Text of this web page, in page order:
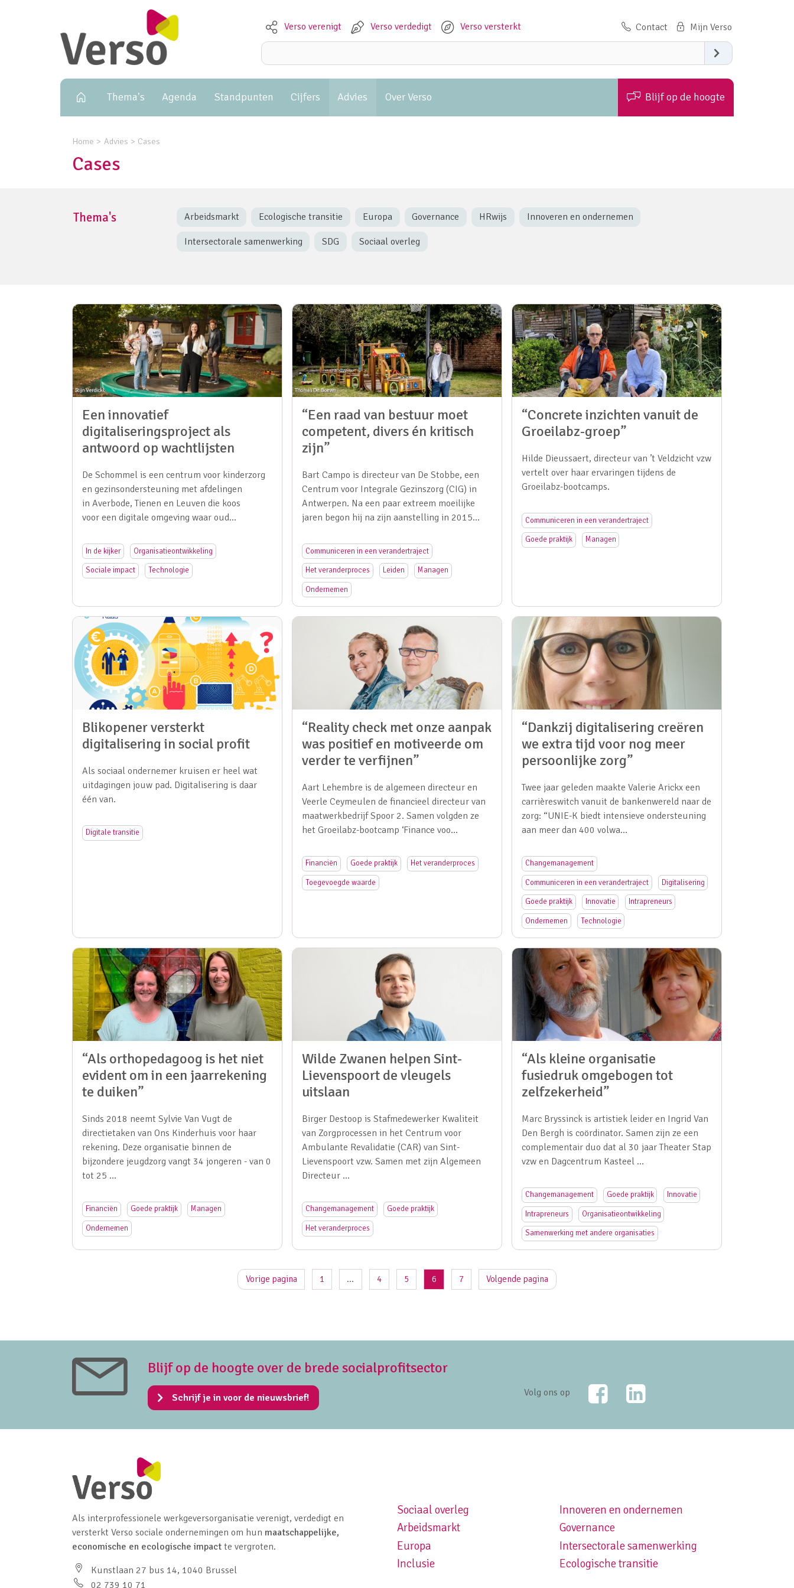
Meta navigation
Verso verenigt Verso verdedigt Verso versterkt
Contact
Zoeken:
Zoeken
Primary navigation
Thema's Agenda Standpunten Cijfers Advies Over Verso Blijf op de hoogte
Home Advies Cases
Cases
Thema's Arbeidsmarkt Ecologische transitie Europa Governance HRwijs Innoveren en ondernemen
Intersectorale samenwerking SDG Sociaal overleg
Een innovatief
digitaliseringsproject als
antwoord op wachtlijsten
De Schommel is een centrum voor kinderzorg
en gezinsondersteuning met afdelingen
in Averbode, Tienen en Leuven die koos
voor een digitale omgeving waar oud…
In de kijker Organisatieontwikkeling
Sociale impact Technologie
“Een raad van bestuur moet
competent, divers én kritisch
zijn”
Bart Campo is directeur van De Stobbe, een
Centrum voor Integrale Gezinszorg (CIG) in
Antwerpen. Na een paar extreem moeilijke
jaren begon hij na zijn aanstelling in 2015…
Communiceren in een verandertraject
Het veranderproces Leiden Managen
Ondernemen
“Concrete inzichten vanuit de
Groeilabz-groep”
Hilde Dieussaert, directeur van ’t Veldzicht vzw
vertelt over haar ervaringen tijdens de
Groeilabz-bootcamps.
Communiceren in een verandertraject
Goede praktijk Managen
Blikopener versterkt
digitalisering in social profit
Als sociaal ondernemer kruisen er heel wat
uitdagingen jouw pad. Digitalisering is daar
één van.
Digitale transitie
“Reality check met onze aanpak
was positief en motiveerde om
verder te verfijnen”
Aart Lehembre is de algemeen directeur en
Veerle Ceymeulen de financieel directeur van
maatwerkbedrijf Spoor 2. Samen volgden ze
het Groeilabz-bootcamp ‘Finance voo…
Financiën Goede praktijk Het veranderproces
Toegevoegde waarde
“Dankzij digitalisering creëren
we extra tijd voor nog meer
persoonlijke zorg”
Twee jaar geleden maakte Valerie Arickx een
carrièreswitch vanuit de bankenwereld naar de
zorg: “UNIE-K biedt intensieve ondersteuning
aan meer dan 400 volwa…
Changemanagement
Communiceren in een verandertraject Digitalisering
Goede praktijk Innovatie Intrapreneurs
Ondernemen Technologie
“Als orthopedagoog is het niet
evident om in een jaarrekening
te duiken”
Sinds 2018 neemt Sylvie Van Vugt de
directietaken van Ons Kinderhuis voor haar
rekening. Deze organisatie binnen de
bijzondere jeugdzorg vangt 34 jongeren - van 0
tot 25 …
Financiën Goede praktijk Managen
Ondernemen
Wilde Zwanen helpen Sint-
Lievenspoort de vleugels
uitslaan
Birger Destoop is Stafmedewerker Kwaliteit
van Zorgprocessen in het Centrum voor
Ambulante Revalidatie (CAR) van Sint-
Lievenspoort vzw. Samen met zijn Algemeen
Directeur …
Changemanagement Goede praktijk
Het veranderproces
“Als kleine organisatie
fusiedruk omgebogen tot
zelfzekerheid”
Marc Bryssinck is artistiek leider en Ingrid Van
Den Bergh is coördinator. Samen zijn ze een
complementair duo dat al 30 jaar Theater Stap
vzw en Dagcentrum Kasteel …
Changemanagement Goede praktijk Innovatie
Intrapreneurs Organisatieontwikkeling
Samenwerking met andere organisaties
Vorige pagina 1 ... 4 5 6 7 Volgende pagina
Blijf op de hoogte over de brede socialprofitsector
Schrijf je in voor de nieuwsbrief! Volg ons op
FacebookLinkedIn
Als interprofessionele werkgeversorganisatie verenigt, verdedigt en
versterkt Verso sociale ondernemingen om hun maatschappelijke,
economische en ecologische impact te vergroten.
Kunstlaan 27 bus 14, 1040 Brussel
02 739 10 71
Footer navigation left
Sociaal overleg
Arbeidsmarkt
Europa
Inclusie
Footer navigation right
Innoveren en ondernemen
Governance
Intersectorale samenwerking
Ecologische transitie